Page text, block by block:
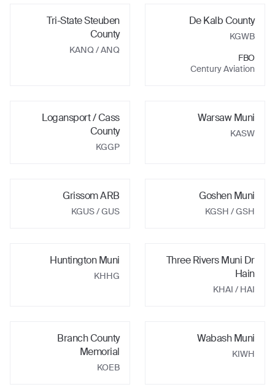
De Kalb County
KGWB
FBO
Century Aviation
Tri-State Steuben
County
KANQ / ANQ
Warsaw Muni
KASW
Logansport / Cass
County
KGGP
Goshen Muni
KGSH / GSH
Grissom ARB
KGUS / GUS
Three Rivers Muni Dr
Hain
KHAI / HAI
Huntington Muni
KHHG
Wabash Muni
KIWH
Branch County
Memorial
KOEB